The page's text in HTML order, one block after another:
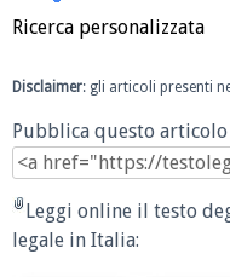
Ricerca personalizzata
Disclaimer: gli articoli presenti
Pubblica questo
Leggi online il testo
legale in Italia: